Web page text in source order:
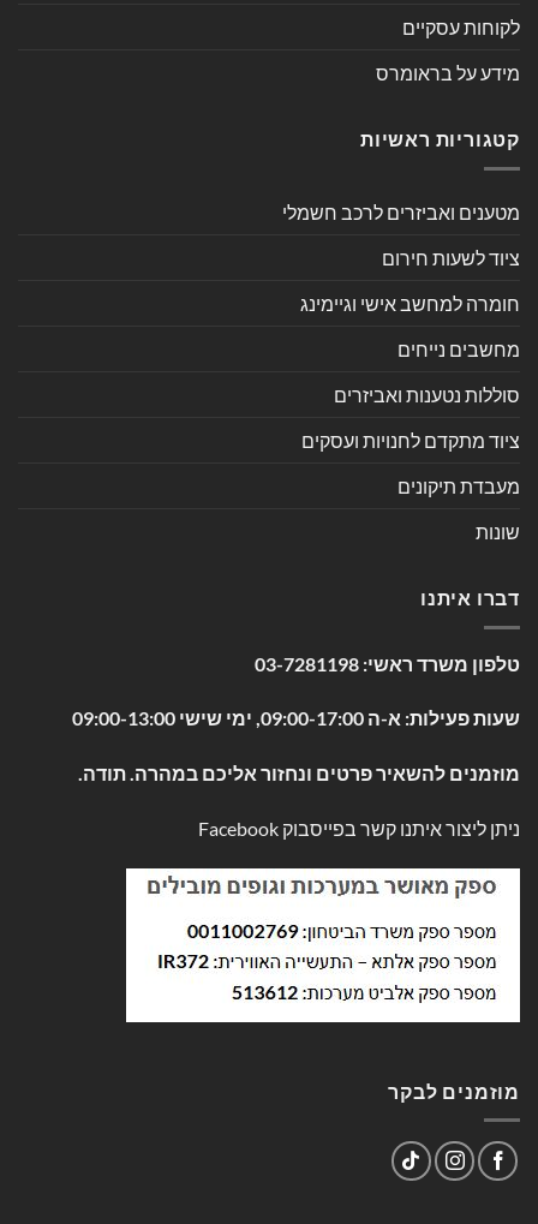
לקוחות עסקיים
מידע על בראומרס
קטגוריות ראשיות
מטענים ואביזרים לרכב חשמלי
ציוד לשעות חירום
חומרה למחשב אישי וגיימינג
מחשבים נייחים
סוללות נטענות ואביזרים
ציוד מתקדם לחנויות ועסקים
מעבדת תיקונים
שונות
דברו איתנו
טלפון משרד ראשי: 03-7281198
שעות פעילות: א-ה 09:00-17:00, ימי שישי 09:00-13:00
מוזמנים להשאיר פרטים ונחזור אליכם במהרה. תודה.
ניתן ליצור איתנו קשר בפייסבוק Facebook
מוזמנים לבקר